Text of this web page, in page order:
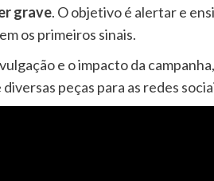
grave. O objetivo é alertar e
os primeiros sinais.
e o impacto da
peças para as redes